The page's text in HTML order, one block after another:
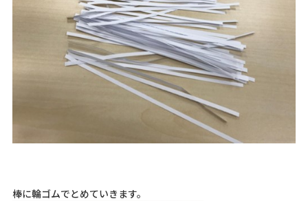
棒に輪ゴムでとめていきます。